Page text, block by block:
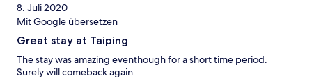
8. Juli 2020
Mit Google übersetzen
Great stay at Taiping
The stay was amazing eventhough for a short time period.
Surely will comeback again.